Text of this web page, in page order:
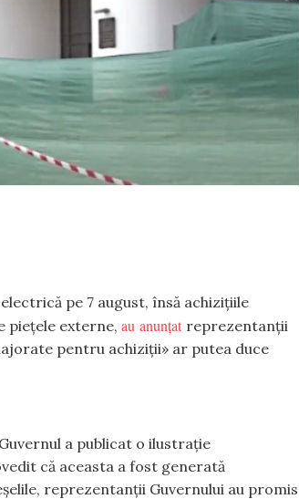
pe 7 august, însă achizițiile
piețele externe, au anunțat reprezentanții
pentru achiziții» ar putea duce
a publicat o ilustrație
că aceasta a fost generată
reprezentanții Guvernului au promis